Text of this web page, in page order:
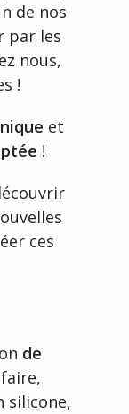
de nos
par les
nous,
!
et
!
ces
de
silicone,